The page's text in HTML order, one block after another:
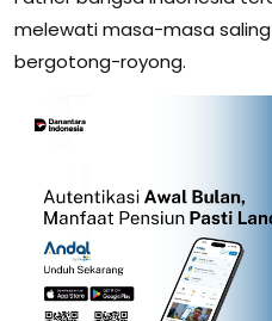
melewati masa-masa
bergotong-royong.